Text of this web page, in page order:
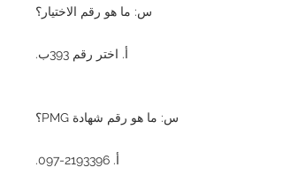
س: ما هو رقم الاختيار؟
أ. اختر رقم 393ب.
س: ما هو رقم شهادة PMG؟
أ. 2193396-097.